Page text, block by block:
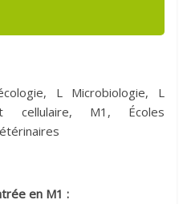
L Microbiologie, L
cellulaire, M1, Écoles
en M1 :